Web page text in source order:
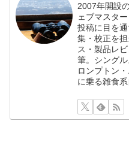
2007年開設
ェブマスタ
投稿に目を
集・校正を
ス・製品レ
筆。シング
ロンプトン
に乗る雑食系